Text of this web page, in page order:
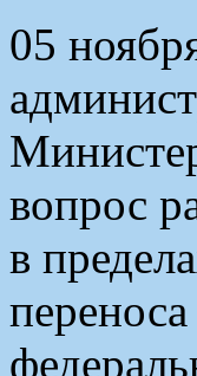
05
вопрос
в